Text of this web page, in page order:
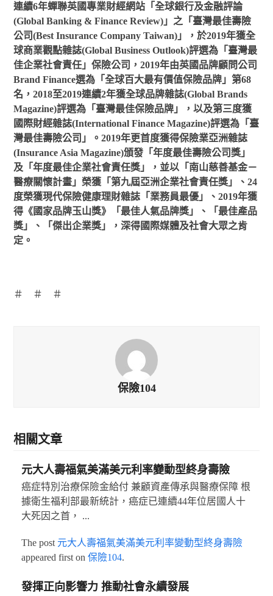
連續6年蟬聯英國專業財經網站「全球銀行及金融評論
(Global Banking & Finance Review)」之「臺灣最佳壽險
公司(Best Insurance Company Taiwan)」，於2019年獲全
球商業觀點雜誌(Global Business Outlook)評選為「臺灣最
佳企業社會責任」保險公司，2019年由英國品牌顧問公司
Brand Finance選為「全球百大最有價值保險品牌」第68
名，2018至2019連續2年獲全球品牌雜誌(Global Brands
Magazine)評選為「臺灣最佳保險品牌」，以及第三度獲
國際財經雜誌(International Finance Magazine)評選為「臺
灣最佳壽險公司」。2019年更首度獲得保險業亞洲雜誌
(Insurance Asia Magazine)頒發「年度最佳壽險公司獎」
及「年度最佳企業社會責任獎」，並以「南山慈善基金－
醫療關懷計畫」榮獲「第九屆亞洲企業社會責任獎」、24
度榮獲現代保險健康理財雜誌「業務員最優」、2019年獲
得《國家品牌玉山獎》「最佳人氣品牌獎」、「最佳產品
獎」、「傑出企業獎」，深得國際媒體及社會大眾之肯
定。
＃ ＃ ＃
保險104
相關文章
元大人壽福氣美滿美元利率變動型終身壽險
癌症特別治療保險金給付 兼顧資產傳承與醫療保障 根
據衛生福利部最新統計，癌症已連續44年位居國人十
大死因之首， ...
The post 元大人壽福氣美滿美元利率變動型終身壽險
appeared first on 保險104.
發揮正向影響力 推動社會永續發展